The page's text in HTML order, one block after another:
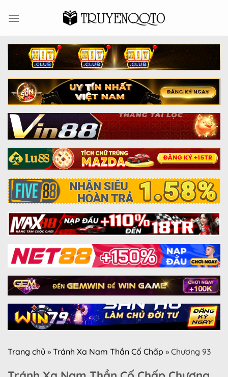
Trang chủ » Tránh Xa Nam Thần Cố Chấp » Chương 93